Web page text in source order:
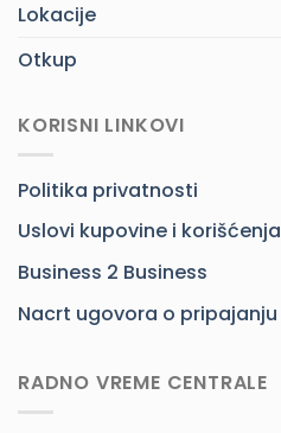
Lokacije
Otkup
KORISNI LINKOVI
Politika privatnosti
Uslovi kupovine i korišćenja
Business 2 Business
Nacrt ugovora o pripajanju
RADNO VREME CENTRALE